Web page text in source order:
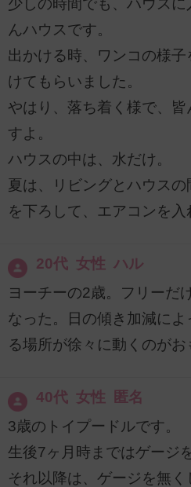
少しの時間でも、ハウス
んハウスです。
出かける時、ワンコの様
けてもらいました。
やはり、落ち着く様で、皆
すよ。
ハウスの中は、水だけ。
夏は、リビングとハウス
を下ろして、エアコンを入
20代 女性 ハル
ヨーチーの2歳。フリーだ
なった。日の傾き加減に
る場所が徐々に動くのがお
40代 女性 匿名
3歳のトイプードルです。
生後7ヶ月時まではゲージ
それ以降は、ゲージを無く